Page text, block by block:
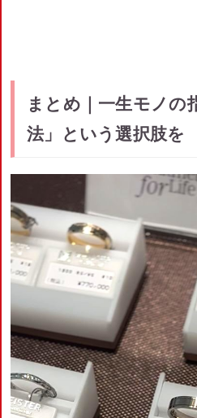
まとめ｜一生モノの
法」という選択肢を